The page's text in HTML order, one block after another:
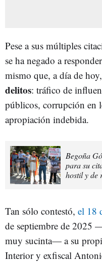
Pese a sus múltiples
se ha negado a
mismo que, a día de
delitos: tráfico de
públicos, corrupción en
apropiación indebida.
Begoña
para su
hostil y de
Tan sólo contestó, el 18
de septiembre de 2025
muy sucinta— a su
Interior y exfiscal